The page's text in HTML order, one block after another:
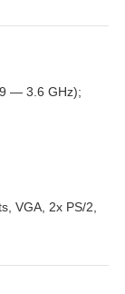
— 3.6 GHz);
VGA, 2x PS/2,